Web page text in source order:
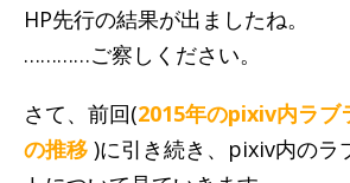
HP先行の結果が出ましたね。
…………ご察しください。
さて、前回(2015年のpixiv内ラブ
の推移 )に引き続き、pixiv内のラ